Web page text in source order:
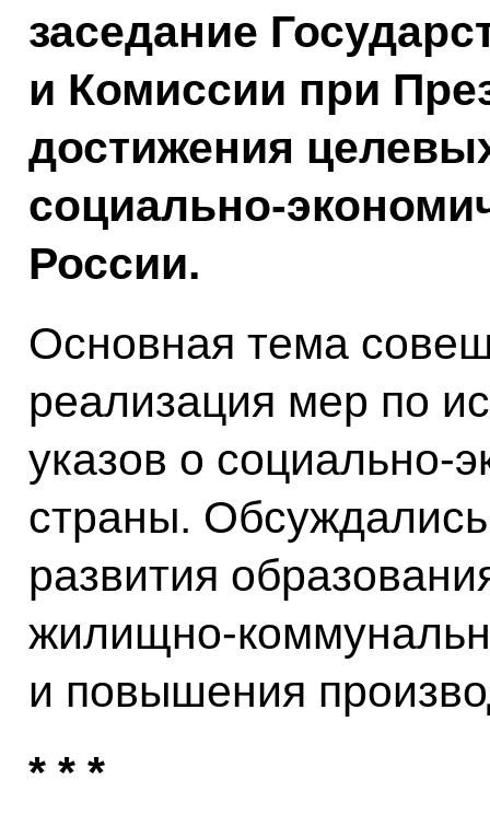
заседание
и Комиссии при
достижения
социально-
России.
Основная тема
реализация мер по
указов о социально-
страны.
развития
жилищно-
и повышения
* * *